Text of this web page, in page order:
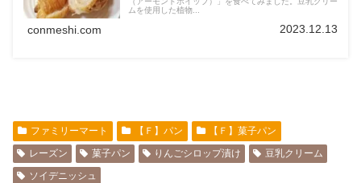
ムを使用した植物...
conmeshi.com 2023.12.13
ファミリーマート 【Ｆ】パン
【Ｆ】菓子パン
レーズン
菓子パン りんごシロップ漬け
豆乳クリーム
ソイデニッシュ